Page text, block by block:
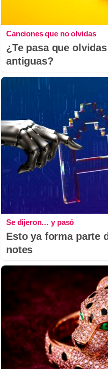
Canciones que no olvidas
¿Te pasa que
antiguas?
Se dijeron… y pasó
Esto ya forma parte
notes